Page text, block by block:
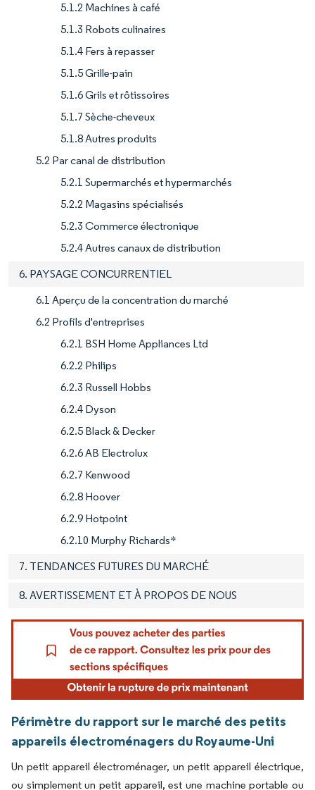
5.1.2 Machines à café
5.1.3 Robots culinaires
5.1.4 Fers à repasser
5.1.5 Grille-pain
5.1.6 Grils et rôtissoires
5.1.7 Sèche-cheveux
5.1.8 Autres produits
5.2 Par canal de distribution
5.2.1 Supermarchés et hypermarchés
5.2.2 Magasins spécialisés
5.2.3 Commerce électronique
5.2.4 Autres canaux de distribution
6. PAYSAGE CONCURRENTIEL
6.1 Aperçu de la concentration du marché
6.2 Profils d'entreprises
6.2.1 BSH Home Appliances Ltd
6.2.2 Philips
6.2.3 Russell Hobbs
6.2.4 Dyson
6.2.5 Black & Decker
6.2.6 AB Electrolux
6.2.7 Kenwood
6.2.8 Hoover
6.2.9 Hotpoint
6.2.10 Murphy Richards*
7. TENDANCES FUTURES DU MARCHÉ
8. AVERTISSEMENT ET À PROPOS DE NOUS
Périmètre du rapport sur le marché des petits
appareils électroménagers du Royaume-Uni
Un petit appareil électroménager, un petit appareil électrique,
ou simplement un petit appareil, est une machine portable ou